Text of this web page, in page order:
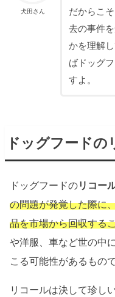
犬田さん
だからこ
去の事件
かを理解
ばドッグ
すよ。
ドッグフードの
ドッグフードのリコー
の問題が発覚した際に
品を市場から回収する
や洋服、車など世の中
こる可能性があるもので
リコールは決して珍し